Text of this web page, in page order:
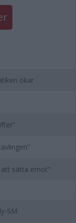
ökar
att sätta emot"
SM